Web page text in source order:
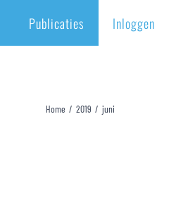
Publicaties Inloggen
Home / 2019 / juni